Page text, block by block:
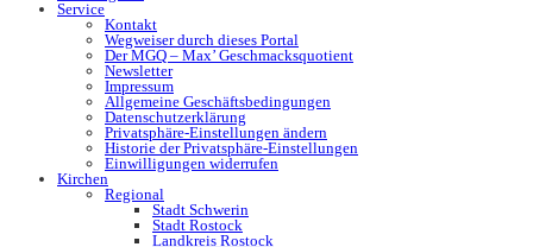
Service
Kontakt
Wegweiser durch dieses Portal
Der MGQ – Max’ Geschmacksquotient
Newsletter
Impressum
Allgemeine Geschäftsbedingungen
Datenschutzerklärung
Privatsphäre-Einstellungen ändern
Historie der Privatsphäre-Einstellungen
Einwilligungen widerrufen
Kirchen
Regional
Stadt Schwerin
Stadt Rostock
Landkreis Rostock